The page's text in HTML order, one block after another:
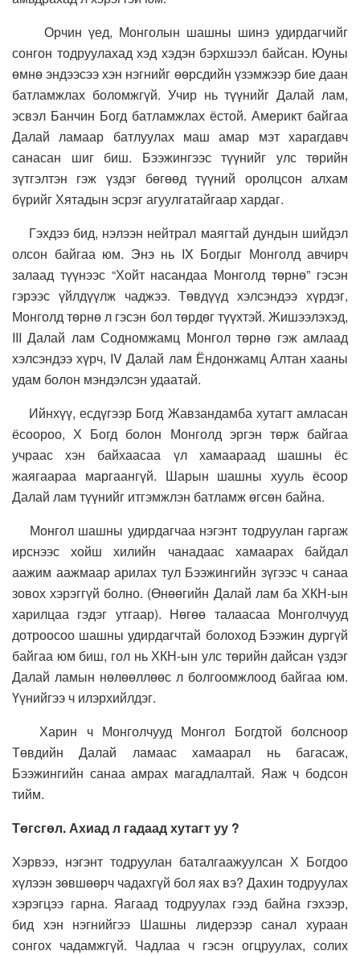
Орчин үед, Монголын шашны шинэ удирдагчийг
сонгон тодруулахад хэд хэдэн бэрхшээл байсан. Юуны
өмнө эндээсээ хэн нэгнийг өөрсдийн үзэмжээр бие даан
батламжлах боломжгүй. Учир нь түүнийг Далай лам,
эсвэл Банчин Богд батламжлах ёстой. Америкт байгаа
Далай ламаар батлуулах маш амар мэт харагдавч
санасан шиг биш. Бээжингээс түүнийг улс төрийн
зүтгэлтэн гэж үздэг бөгөөд түүний оролцсон алхам
бүрийг Хятадын эсрэг агуулгатайгаар хардаг.
Гэхдээ бид, нэлээн нейтрал маягтай дундын шийдэл
олсон байгаа юм. Энэ нь IX Богдыг Монголд авчирч
залаад түүнээс “Хойт насандаа Монголд төрнө” гэсэн
гэрээс үйлдүүлж чаджээ. Төвдүүд хэлсэндээ хүрдэг,
Монголд төрнө л гэсэн бол төрдөг түүхтэй. Жишээлэхэд,
III Далай лам Содномжамц Монгол төрнө гэж амлаад
хэлсэндээ хүрч, IV Далай лам Ёндонжамц Алтан хааны
удам болон мэндэлсэн удаатай.
Ийнхүү, есдүгээр Богд Жавзандамба хутагт амласан
ёсоороо, Х Богд болон Монголд эргэн төрж байгаа
учраас хэн байхаасаа үл хамаараад шашны ёс
жаягаараа маргаангүй. Шарын шашны хууль ёсоор
Далай лам түүнийг итгэмжлэн батламж өгсөн байна.
Монгол шашны удирдагчаа нэгэнт тодруулан гаргаж
ирснээс хойш хилийн чанадаас хамаарах байдал
аажим аажмаар арилах тул Бээжингийн зүгээс ч санаа
зовох хэрэггүй болно. (Өнөөгийн Далай лам ба ХКН-ын
харилцаа гэдэг утгаар). Нөгөө талаасаа Монголчууд
дотроосоо шашны удирдагчтай болоход Бээжин дургүй
байгаа юм биш, гол нь ХКН-ын улс төрийн дайсан үздэг
Далай ламын нөлөөллөөс л болгоомжлоод байгаа юм.
Үүнийгээ ч илэрхийлдэг.
Харин ч Монголчууд Монгол Богдтой болсноор
Төвдийн Далай ламаас хамаарал нь багасаж,
Бээжингийн санаа амрах магадлалтай. Яаж ч бодсон
тийм.
Төгсгөл. Ахиад л гадаад хутагт уу ?
Хэрвээ, нэгэнт тодруулан баталгаажуулсан Х Богдоо
хүлээн зөвшөөрч чадахгүй бол яах вэ? Дахин тодруулах
хэрэгцээ гарна. Яагаад тодруулах гээд байна гэхээр,
бид хэн нэгнийгээ Шашны лидерээр санал хураан
сонгох чадамжгүй. Чадлаа ч гэсэн огцруулах, солих